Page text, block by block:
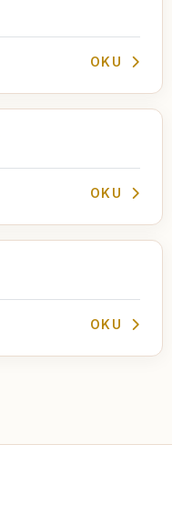
OKU
OKU
OKU